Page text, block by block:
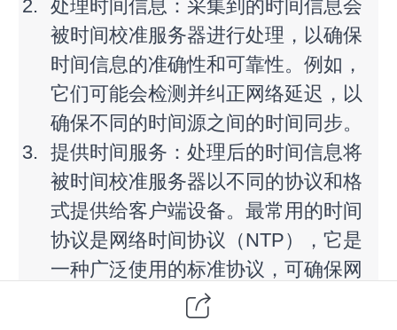
处理时间信息：采集到的时间信息会
被时间校准服务器进行处理，以确保
时间信息的准确性和可靠性。例如，
它们可能会检测并纠正网络延迟，以
确保不同的时间源之间的时间同步。
提供时间服务：处理后的时间信息将
被时间校准服务器以不同的协议和格
式提供给客户端设备。最常用的时间
协议是网络时间协议（NTP），它是
一种广泛使用的标准协议，可确保网
络中所有设备的时间同步。时间校准